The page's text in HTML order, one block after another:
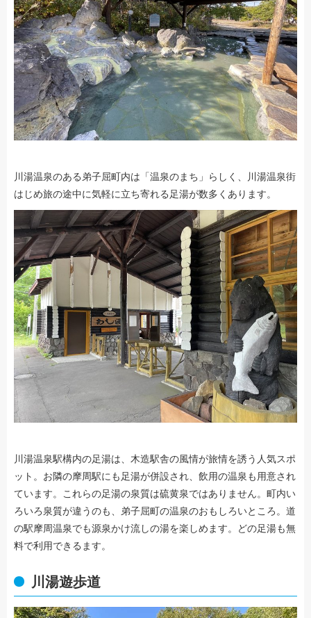
川湯温泉のある弟子屈町内は「温泉のまち」らしく、川湯温泉街
はじめ旅の途中に気軽に立ち寄れる足湯が数多くあります。
川湯温泉駅構内の足湯は、木造駅舎の風情が旅情を誘う人気スポ
ット。お隣の摩周駅にも足湯が併設され、飲用の温泉も用意され
ています。これらの足湯の泉質は硫黄泉ではありません。町内い
ろいろ泉質が違うのも、弟子屈町の温泉のおもしろいところ。道
の駅摩周温泉でも源泉かけ流しの湯を楽しめます。どの足湯も無
料で利用できるます。
川湯遊歩道